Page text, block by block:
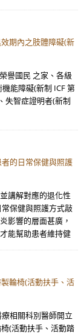
期內之肢體障礙(新
譽國民 之家、各級
能障礙(新制 ICF 第
失智症證明者(新制
的日常保健與照護
講解對應的退化性
保健與照護方式敲
影響的層面甚廣，
能幫助患者維持健
輪椅(活動扶手、活
相關科別醫師開立
(活動扶手、活動踏